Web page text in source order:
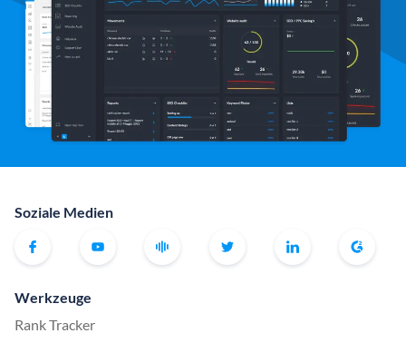
Soziale Medien
Werkzeuge
Rank Tracker